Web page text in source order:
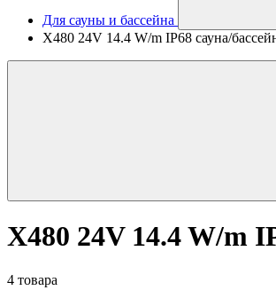
Для сауны и бассейна
X480 24V 14.4 W/m IP68 сауна/
X480 24V 14.4 W/m
4 товара